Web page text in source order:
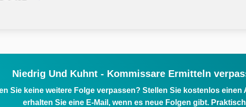
Niedrig Und Kuhnt - Kommissare Ermitteln
Sie keine weitere Folge verpassen? Stellen Sie kostenlos einen
erhalten Sie eine E-Mail, wenn es neue Folgen gibt.